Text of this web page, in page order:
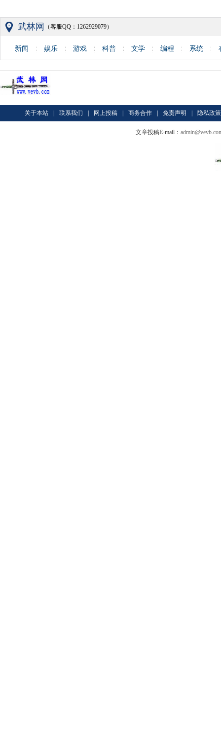
武林网 （客服QQ：1262929079）
新闻 娱乐 游戏 科普 文学 编程 系统
关于本站 联系我们 网上投稿 商务合作 免责声明 隐私政策
文章投稿E-mail：